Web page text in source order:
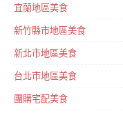
宜蘭地區美食
新竹縣市地區美食
新北市地區美食
台北市地區美食
團購宅配美食